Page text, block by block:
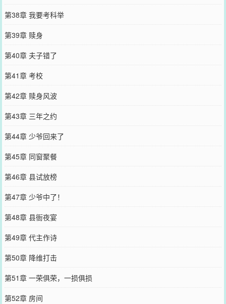
第38章 我要考科举
第39章 赎身
第40章 夫子错了
第41章 考校
第42章 赎身风波
第43章 三年之约
第44章 少爷回来了
第45章 同窗聚餐
第46章 县试放榜
第47章 少爷中了！
第48章 县衙夜宴
第49章 代主作诗
第50章 降维打击
第51章 一荣俱荣，一损俱损
第52章 房间